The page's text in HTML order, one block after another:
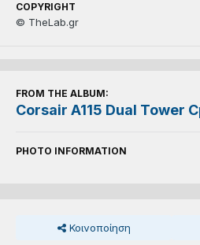
COPYRIGHT
© TheLab.gr
FROM THE ALBUM:
Corsair A115 Dual Tower
PHOTO INFORMATION
Κοινοποίηση